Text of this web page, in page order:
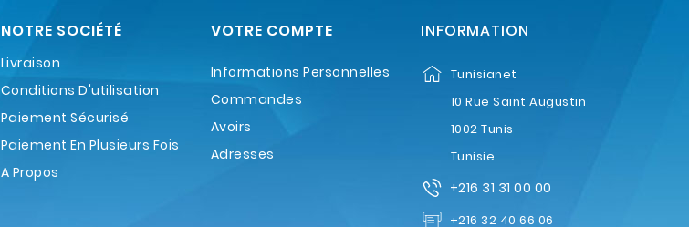
NOTRE SOCIÉTÉ
Livraison
Conditions D'utilisation
Paiement Sécurisé
Paiement En Plusieurs Fois
A Propos
VOTRE COMPTE
Informations Personnelles
Commandes
Avoirs
Adresses
INFORMATION
Tunisianet
10 Rue Saint Augustin
1002 Tunis
Tunisie
+216 31 31 00 00
+216 32 40 66 06